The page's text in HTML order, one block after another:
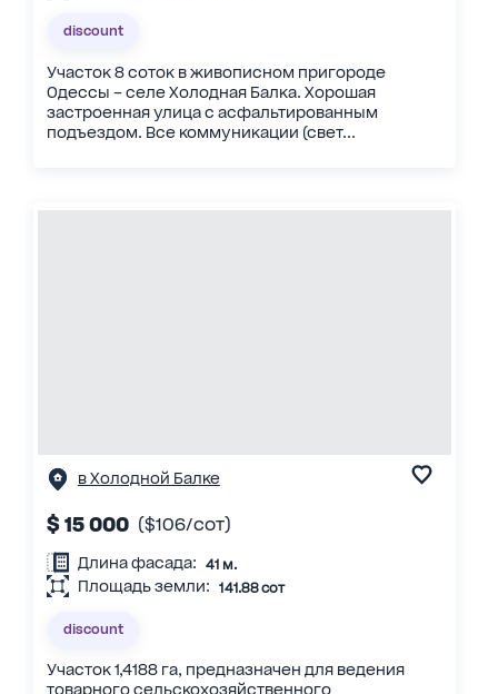
discount
Участок 8 соток в живописном пригороде
Одессы – селе Холодная Балка. Хорошая
застроенная улица с асфальтированным
подъездом. Все коммуникации (свет...
в Холодной Балке
$ 15 000 ($106/сот)
Длина фасада: 41 м.
Площадь земли: 141.88 сот
discount
Участок 1,4188 га, предназначен для ведения
товарного сельскохозяйственного